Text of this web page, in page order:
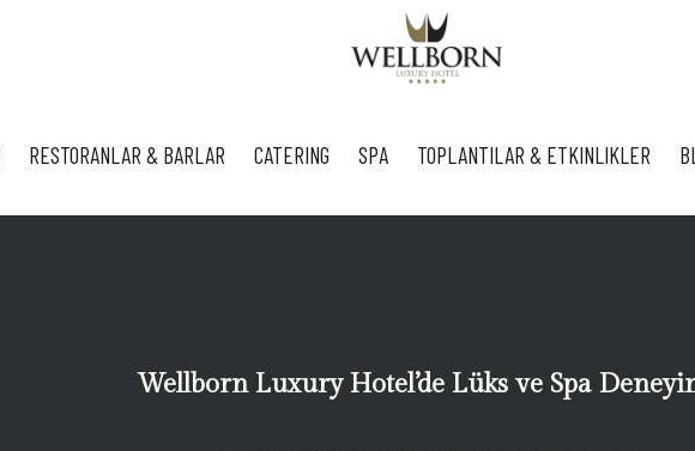
RESTORANLAR & BARLAR CATERING SPA TOPLANTILAR & ETKINLIKLER
Wellborn Luxury Hotel’de Lüks ve Spa